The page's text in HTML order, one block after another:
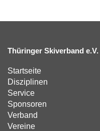
Thüringer Skiverband e.V.
Startseite
Disziplinen
Service
Sponsoren
Verband
Vereine